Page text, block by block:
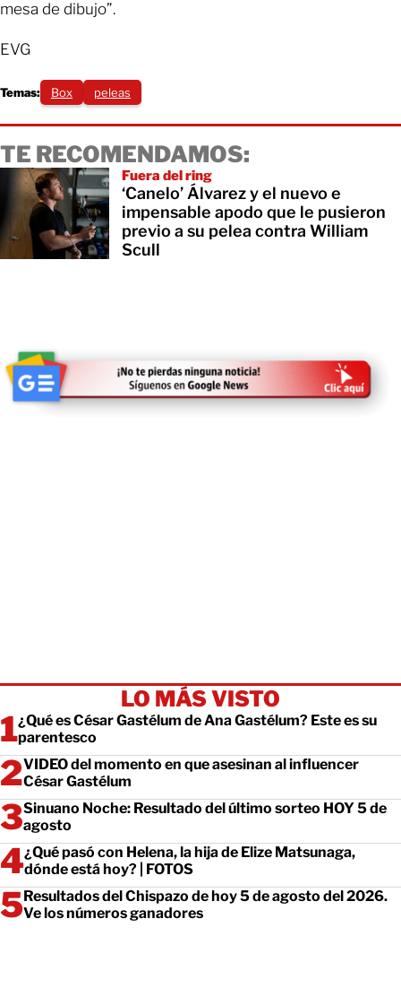
mesa de dibujo”.
EVG
Temas: Box peleas
TE RECOMENDAMOS:
Fuera del ring
‘Canelo’ Álvarez y el nuevo e
impensable apodo que le pusieron
previo a su pelea contra William
Scull
LO MÁS VISTO
¿Qué es César Gastélum de Ana Gastélum? Este es su
parentesco
VIDEO del momento en que asesinan al influencer
César Gastélum
Sinuano Noche: Resultado del último sorteo HOY 5 de
agosto
¿Qué pasó con Helena, la hija de Elize Matsunaga,
dónde está hoy? | FOTOS
Resultados del Chispazo de hoy 5 de agosto del 2026.
Ve los números ganadores